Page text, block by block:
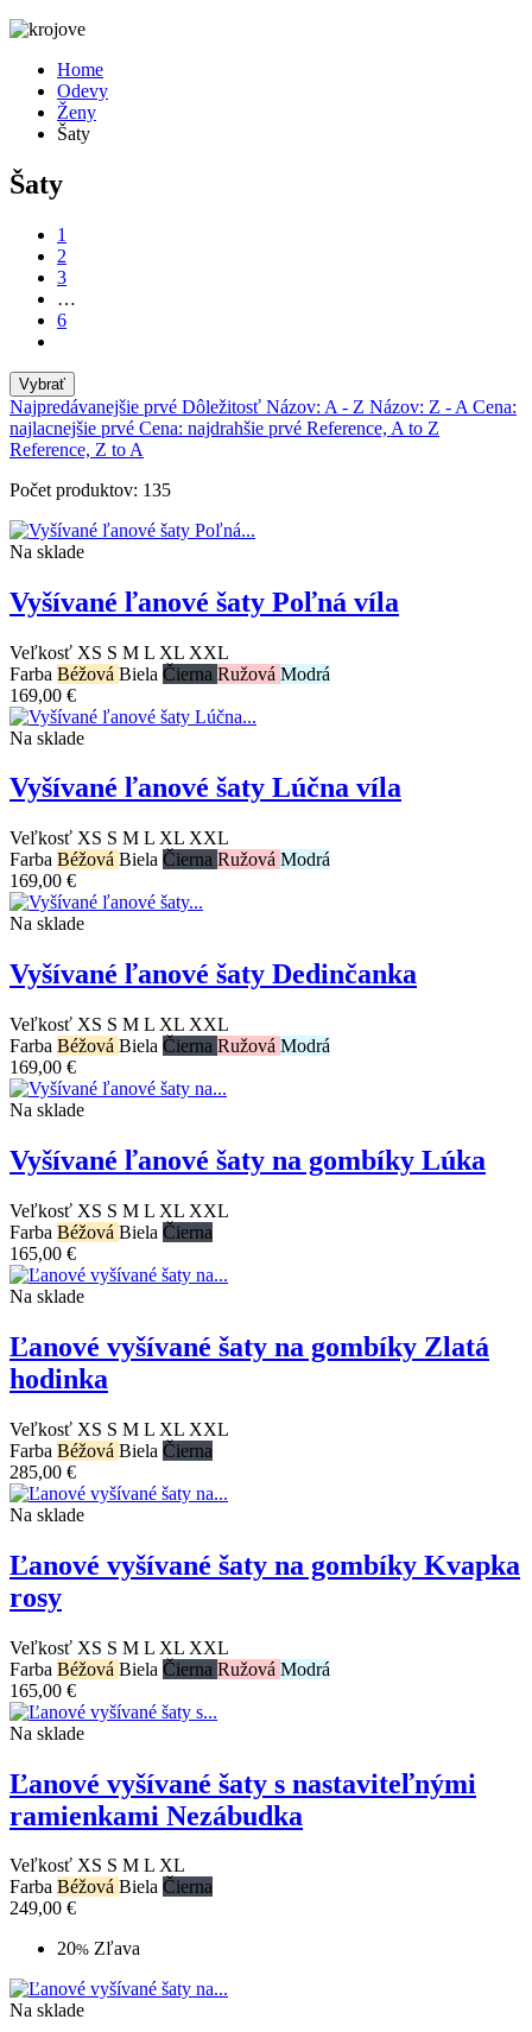
Home
Odevy
Ženy
Šaty
Šaty
1
2
3
…
6
Vybrať
Najpredávanejšie prvé Dôležitosť Názov: A - Z Názov: Z - A Cena:
najlacnejšie prvé Cena: najdrahšie prvé Reference, A to Z
Reference, Z to A
Počet produktov: 135
Na sklade
Vyšívané ľanové šaty Poľná víla
Veľkosť XS S M L XL XXL
Farba Béžová Biela Čierna Ružová Modrá
169,00 €
Na sklade
Vyšívané ľanové šaty Lúčna víla
Veľkosť XS S M L XL XXL
Farba Béžová Biela Čierna Ružová Modrá
169,00 €
Na sklade
Vyšívané ľanové šaty Dedinčanka
Veľkosť XS S M L XL XXL
Farba Béžová Biela Čierna Ružová Modrá
169,00 €
Na sklade
Vyšívané ľanové šaty na gombíky Lúka
Veľkosť XS S M L XL XXL
Farba Béžová Biela Čierna
165,00 €
Na sklade
Ľanové vyšívané šaty na gombíky Zlatá
hodinka
Veľkosť XS S M L XL XXL
Farba Béžová Biela Čierna
285,00 €
Na sklade
Ľanové vyšívané šaty na gombíky Kvapka
rosy
Veľkosť XS S M L XL XXL
Farba Béžová Biela Čierna Ružová Modrá
165,00 €
Na sklade
Ľanové vyšívané šaty s nastaviteľnými
ramienkami Nezábudka
Veľkosť XS S M L XL
Farba Béžová Biela Čierna
249,00 €
20% Zľava
Na sklade